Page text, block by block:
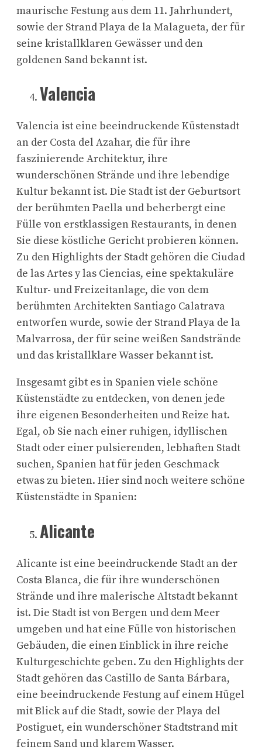
maurische Festung aus dem 11. Jahrhundert,
sowie der Strand Playa de la Malagueta, der für
seine kristallklaren Gewässer und den
goldenen Sand bekannt ist.
Valencia
Valencia ist eine beeindruckende Küstenstadt
an der Costa del Azahar, die für ihre
faszinierende Architektur, ihre
wunderschönen Strände und ihre lebendige
Kultur bekannt ist. Die Stadt ist der Geburtsort
der berühmten Paella und beherbergt eine
Fülle von erstklassigen Restaurants, in denen
Sie diese köstliche Gericht probieren können.
Zu den Highlights der Stadt gehören die Ciudad
de las Artes y las Ciencias, eine spektakuläre
Kultur- und Freizeitanlage, die von dem
berühmten Architekten Santiago Calatrava
entworfen wurde, sowie der Strand Playa de la
Malvarrosa, der für seine weißen Sandstrände
und das kristallklare Wasser bekannt ist.
Insgesamt gibt es in Spanien viele schöne
Küstenstädte zu entdecken, von denen jede
ihre eigenen Besonderheiten und Reize hat.
Egal, ob Sie nach einer ruhigen, idyllischen
Stadt oder einer pulsierenden, lebhaften Stadt
suchen, Spanien hat für jeden Geschmack
etwas zu bieten. Hier sind noch weitere schöne
Küstenstädte in Spanien:
Alicante
Alicante ist eine beeindruckende Stadt an der
Costa Blanca, die für ihre wunderschönen
Strände und ihre malerische Altstadt bekannt
ist. Die Stadt ist von Bergen und dem Meer
umgeben und hat eine Fülle von historischen
Gebäuden, die einen Einblick in ihre reiche
Kulturgeschichte geben. Zu den Highlights der
Stadt gehören das Castillo de Santa Bárbara,
eine beeindruckende Festung auf einem Hügel
mit Blick auf die Stadt, sowie der Playa del
Postiguet, ein wunderschöner Stadtstrand mit
feinem Sand und klarem Wasser.